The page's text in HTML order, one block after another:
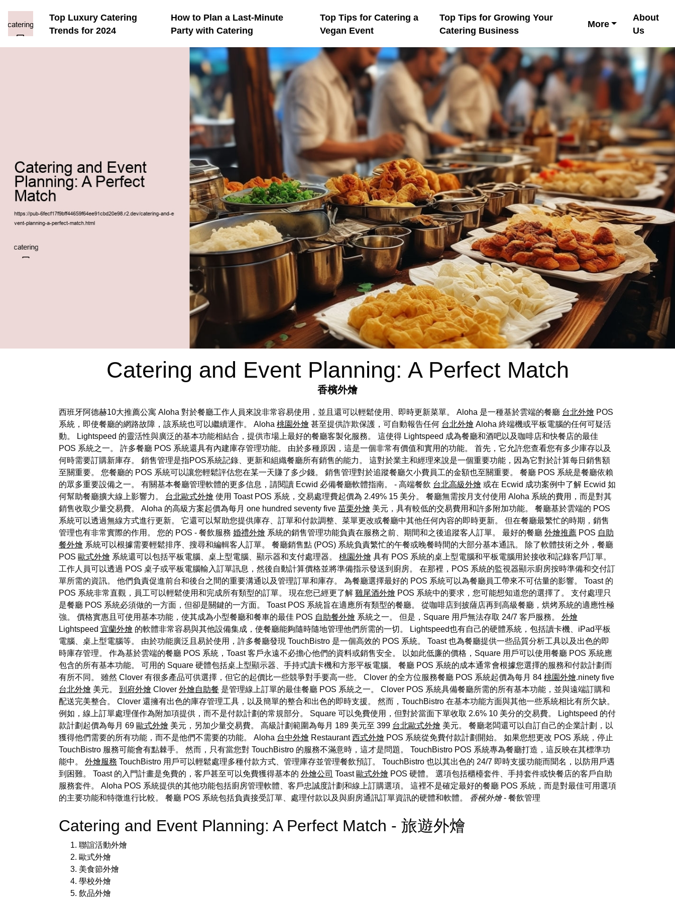
Top Luxury Catering
Trends for 2024
How to Plan a Last-Minute
Party with Catering
Top Tips for Catering a
Vegan Event
Top Tips for Growing Your
Catering Business
More
About
Us
Catering and Event Planning: A Perfect Match
香檳外燴
西班牙阿德赫10大推薦公寓 Aloha 對於餐廳工作人員來說非常容易使用，並且還可以輕鬆使用、即時更新菜單。 Aloha 是一種基於雲端的餐廳 台北外燴 POS
系統，即使餐廳的網路故障，該系統也可以繼續運作。 Aloha 桃園外燴 甚至提供詐欺保護，可自動報告任何 台北外燴 Aloha 終端機或平板電腦的任何可疑活
動。 Lightspeed 的靈活性與廣泛的基本功能相結合，提供市場上最好的餐廳客製化服務。 這使得 Lightspeed 成為餐廳和酒吧以及咖啡店和快餐店的最佳
POS 系統之一。 許多餐廳 POS 系統還具有內建庫存管理功能。 由於多種原因，這是一個非常有價值和實用的功能。 首先，它允許您查看您有多少庫存以及
何時需要訂購新庫存。 銷售管理是指POS系統記錄、更新和組織餐廳所有銷售的能力。 這對於業主和經理來說是一個重要功能，因為它對於計算每日銷售額
至關重要。 您餐廳的 POS 系統可以讓您輕鬆評估您在某一天賺了多少錢。 銷售管理對於追蹤餐廳欠小費員工的金額也至關重要。 餐廳 POS 系統是餐廳依賴
的眾多重要設備之一。 有關基本餐廳管理軟體的更多信息，請閱讀 Ecwid 必備餐廳軟體指南。 - 高端餐飲 台北高級外燴 或在 Ecwid 成功案例中了解 Ecwid 如
何幫助餐廳擴大線上影響力。 台北歐式外燴 使用 Toast POS 系統，交易處理費起價為 2.49% 15 美分。 餐廳無需按月支付使用 Aloha 系統的費用，而是對其
銷售收取少量交易費。 Aloha 的高級方案起價為每月 one hundred seventy five 苗栗外燴 美元，具有較低的交易費用和許多附加功能。 餐廳基於雲端的 POS
系統可以透過無線方式進行更新。 它還可以幫助您提供庫存、訂單和付款調整、菜單更改或餐廳中其他任何內容的即時更新。 但在餐廳最繁忙的時期，銷售
管理也有非常實際的作用。 您的 POS - 餐飲服務 婚禮外燴 系統的銷售管理功能負責在服務之前、期間和之後追蹤客人訂單。 最好的餐廳 外燴推薦 POS 自助
餐外燴 系統可以根據需要輕鬆排序、搜尋和編輯客人訂單。 餐廳銷售點 (POS) 系統負責繁忙的午餐或晚餐時間的大部分基本通訊。 除了軟體技術之外，餐廳
POS 歐式外燴 系統還可以包括平板電腦、桌上型電腦、顯示器和支付處理器。 桃園外燴 具有 POS 系統的桌上型電腦和平板電腦用於接收和記錄客戶訂單。
工作人員可以透過 POS 桌子或平板電腦輸入訂單訊息，然後自動計算價格並將準備指示發送到廚房。 在那裡，POS 系統的監視器顯示廚房按時準備和交付訂
單所需的資訊。 他們負責促進前台和後台之間的重要溝通以及管理訂單和庫存。 為餐廳選擇最好的 POS 系統可以為餐廳員工帶來不可估量的影響。 Toast 的
POS 系統非常直觀，員工可以輕鬆使用和完成所有類型的訂單。 現在您已經更了解 雞尾酒外燴 POS 系統中的要求，您可能想知道您的選擇了。 支付處理只
是餐廳 POS 系統必須做的一方面，但卻是關鍵的一方面。 Toast POS 系統旨在適應所有類型的餐廳。 從咖啡店到披薩店再到高級餐廳，烘烤系統的適應性極
強。 價格實惠且可使用基本功能，使其成為小型餐廳和餐車的最佳 POS 自助餐外燴 系統之一。 但是，Square 用戶無法存取 24/7 客戶服務。 外燴
Lightspeed 宜蘭外燴 的軟體非常容易與其他設備集成，使餐廳能夠隨時隨地管理他們所需的一切。 Lightspeed也有自己的硬體系統，包括讀卡機、iPad平板
電腦、桌上型電腦等。 由於功能廣泛且易於使用，許多餐廳發現 TouchBistro 是一個高效的 POS 系統。 Toast 也為餐廳提供一些品質分析工具以及出色的即
時庫存管理。 作為基於雲端的餐廳 POS 系統，Toast 客戶永遠不必擔心他們的資料或銷售安全。 以如此低廉的價格，Square 用戶可以使用餐廳 POS 系統應
包含的所有基本功能。 可用的 Square 硬體包括桌上型顯示器、手持式讀卡機和方形平板電腦。 餐廳 POS 系統的成本通常會根據您選擇的服務和付款計劃而
有所不同。 雖然 Clover 有很多產品可供選擇，但它的起價比一些競爭對手要高一些。 Clover 的全方位服務餐廳 POS 系統起價為每月 84 桃園外燴.ninety five
台北外燴 美元。 到府外燴 Clover 外燴自助餐 是管理線上訂單的最佳餐廳 POS 系統之一。 Clover POS 系統具備餐廳所需的所有基本功能，並與遠端訂購和
配送完美整合。 Clover 還擁有出色的庫存管理工具，以及簡單的整合和出色的即時支援。 然而，TouchBistro 在基本功能方面與其他一些系統相比有所欠缺。
例如，線上訂單處理僅作為附加項提供，而不是付款計劃的常規部分。 Square 可以免費使用，但對於當面下單收取 2.6% 10 美分的交易費。 Lightspeed 的付
款計劃起價為每月 69 歐式外燴 美元，另加少量交易費。 高級計劃範圍為每月 189 美元至 399 台北歐式外燴 美元。 餐廳老闆還可以自訂自己的企業計劃，以
獲得他們需要的所有功能，而不是他們不需要的功能。 Aloha 台中外燴 Restaurant西式外燴 POS 系統從免費付款計劃開始。 如果您想更改 POS 系統，停止
TouchBistro 服務可能會有點棘手。 然而，只有當您對 TouchBistro 的服務不滿意時，這才是問題。 TouchBistro POS 系統專為餐廳打造，這反映在其標準功
能中。 外燴服務 TouchBistro 用戶可以輕鬆處理多種付款方式、管理庫存並管理餐飲預訂。 TouchBistro 也以其出色的 24/7 即時支援功能而聞名，以防用戶遇
到困難。 Toast 的入門計畫是免費的，客戶甚至可以免費獲得基本的 外燴公司 Toast 歐式外燴 POS 硬體。 選項包括櫃檯套件、手持套件或快餐店的客戶自助
服務套件。 Aloha POS 系統提供的其他功能包括廚房管理軟體、客戶忠誠度計劃和線上訂購選項。 這裡不是確定最好的餐廳 POS 系統，而是對最佳可用選項
的主要功能和特徵進行比較。 餐廳 POS 系統包括負責接受訂單、處理付款以及與廚房通訊訂單資訊的硬體和軟體。 香檳外燴 - 餐飲管理
Catering and Event Planning: A Perfect Match - 旅遊外燴
聯誼活動外燴
歐式外燴
美食節外燴
學校外燴
飲品外燴